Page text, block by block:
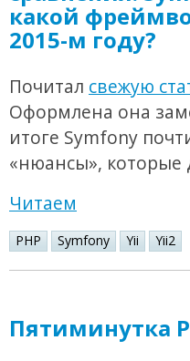
какой
2015-м году?
Почитал свежую
Оформлена она
итоге Symfony
«нюансы», которые
Читаем
PHP Symfony Yii Yii2
Пятиминутка